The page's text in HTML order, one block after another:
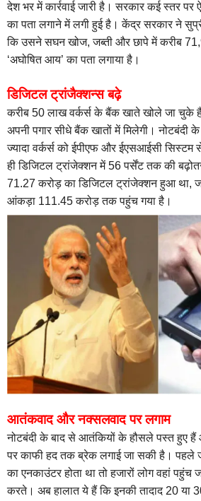
देश भर में कार्रवाई जारी है। सरकार कई स्तर पर
का पता लगाने में लगी हुई है। केंद्र सरकार ने
कि उसने सघन खोज, जब्ती और छापे में करीब
‘अघोषित आय’ का पता लगाया है।
डिजिटल ट्रांजैक्शन्स बढ़े
करीब 50 लाख वर्कर्स के बैंक खाते खोले जा चुके
अपनी पगार सीधे बैंक खातों में मिलेगी। नोटबंदी
ज्यादा वर्कर्स को ईपीएफ और ईएसआईसी
ही डिजिटल ट्रांजेक्शन में 56 पर्सेंट तक की
71.27 करोड़ का डिजिटल ट्रांजेक्शन हुआ था,
आंकड़ा 111.45 करोड़ तक पहुंच गया है।
आतंकवाद और नक्सलवाद पर लगाम
नोटबंदी के बाद से आतंकियों के हौसले पस्त हुए
पर काफी हद तक ब्रेक लगाई जा सकी है। पहले
का एनकाउंटर होता था तो हजारों लोग वहां पहुंच
करते। अब हालात ये हैं कि इनकी तादाद 20 या